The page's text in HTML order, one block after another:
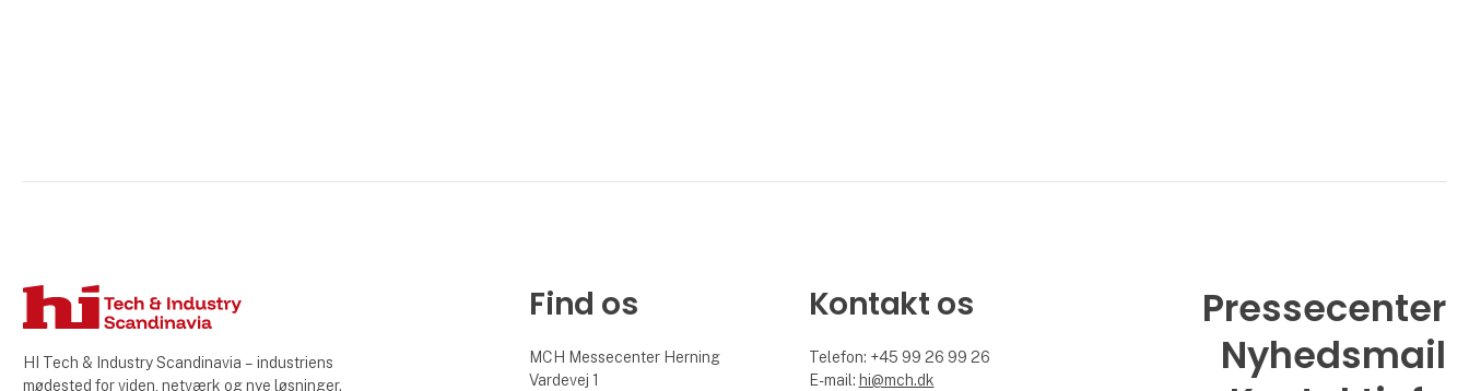
HI Tech & Industry Scandinavia – industriens
mødested for viden, netværk og nye løsninger.
Find os
MCH Messecenter Herning
Vardevej 1
Kontakt os
Telefon: +45 99 26 99 26
E-mail: hi@mch.dk
Pressecenter
Nyhedsmail